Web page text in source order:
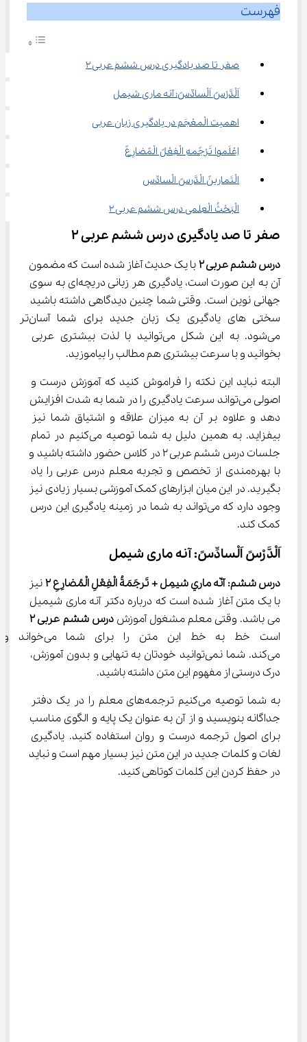
فهرست
صفر تا صد یادگیری درس ششم عربی ۲
اَلْدَّرْسً اَلْسادِّسً: آنه ماری شیمل
اهمیت الْمعْجَم در یادگیری زبان عربی
اِعْلَموا تَرْجًمهِ الْفِعْلً الْمًضارِعً
الْتَمارینً الْدَّرسً الْسادِّس
الْبَحْثُ الْعِلمی درس ششم عربی ۲
صفر تا صد یادگیری درس ششم عربی ۲
درس ششم عربی ۲ با یک حدیث آغاز شده است که مضمون
آن به این صورت است، یادگیری هر زبانی دریچه‌ای به سوی
جهانی نوین است. وقتی شما چنین دیدگاهی داشته باشید
سختی های یادگیری یک زبان جدید برای شما آسان‌تر
می‌شود. به این شکل می‌توانید با لذت بیشتری عربی
بخوانید و با سرعت بیشتری هم مطالب را بیاموزید.
البته نباید این نکته را فراموش کنید که آموزش درست و
اصولی می‌تواند سرعت یادگیری را در شما به شدت افزایش
دهد و علاوه بر آن به میزان علاقه و اشتیاق شما نیز
بیفزاید. به همین دلیل به شما توصیه می‌کنیم در تمام
جلسات درس ششم عربی ۲ در کلاس حضور داشته باشید و
با بهره‌مندی از تخصص و تجربه معلم درس عربی را یاد
بگیرید. در این میان ابزارهای کمک آموزشی بسیار زیادی نیز
وجود دارد که می‌تواند به شما در زمینه یادگیری این درس
کمک کند.
اَلْدَّرْسً اَلْسادِّسً: آنه ماری شیمل
درس ششم: آنّه ماري شيمِل + تَرجَمَةُ الْفِعْلِ الْمُضارِعِ ۲ نیز
با یک متن آغاز شده است که درباره دکتر آنه ماری شیمیل
می باشد. وقتی معلم مشغول آموزش درس ششم عربی ۲
است خط به خط این متن را
می‌کند. شما نمی‌توانید خودتان به تنهایی و بدون آموزش،
درک درستی از مفهوم این متن داشته باشید.
به شما توصیه می‌کنیم ترجمه‌های معلم را در یک دفتر
جداگانه بنویسید و از آن به عنوان یک پایه و الگوی مناسب
برای اصول ترجمه درست و روان استفاده کنید. یادگیری
لغات و کلمات جدید در این متن نیز بسیار مهم است و نباید
در حفظ کردن این کلمات کوتاهی کنید.